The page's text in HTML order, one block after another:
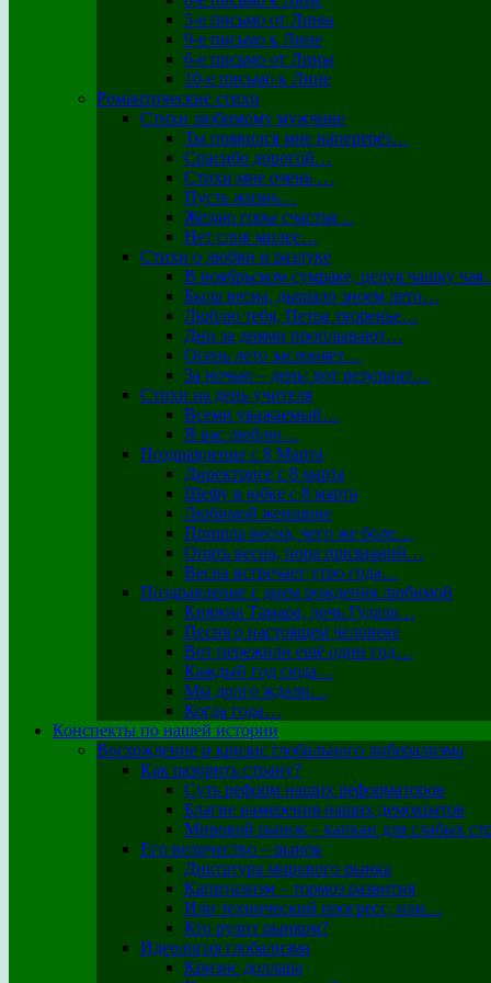
5-е письмо от Лины
9-е письмо к Лине
6-е письмо от Лины
10-е письмо к Лине
Романтические стихи
Стихи любимому мужчине
Ты появился мне наперерез…
Спасибо дорогой…
Стихи мне очень …
Пусть жизнь…
Желаю горы счастья…
Нет слов милее…
Стихи о любви и разлуке
В ноябрьском сумраке, целуя чашку
Была весна, дышало зноем лето…
Люблю тебя, Петра творенье…
Дни за днями проплывают…
Осень лето заслоняет…
За ночью – день: вот результат…
Стихи на день учителя
Всеми уважаемый…
Я вас люблю…
Поздравление с 8 Марта
Директрисе с 8 марта
Шефу в юбке с 8 марта
Любимой женщине
Пришла весна, чего же боле…
Опять весна, пора признаний…
Весна встречает утро года…
Поздравление с днем рождения любимой
Княжна Тамара, дочь Гудала…
Песня о настоящем человеке
Вот пережили ещё один год…
Каждый год сюда…
Мы долго ждали…
Когда года…
Конспекты по нашей истории
Восхождение и кризис глобального либерализма
Как разорить страну?
Суть реформ наших реформаторов
Благие намерения наших демократов
Мировой рынок – капкан для слабых
Его величество – рынок
Диктатура мирового рынка
Капитализм – тормоз развития
Или технический прогресс, или…
Кто рулит рынком?
Идеология глобализма
Кризис доллара